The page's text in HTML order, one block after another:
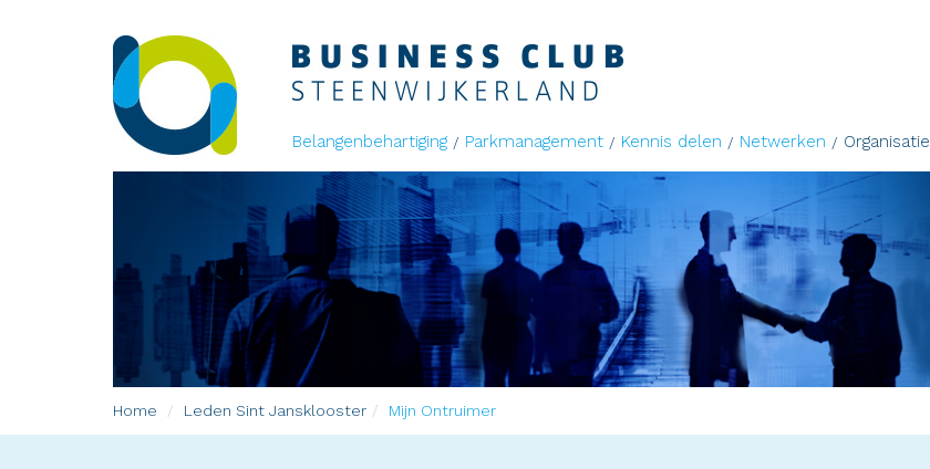
Belangenbehartiging Parkmanagement Kennis delen Netwerken Organisatie
Home Leden Sint Jansklooster
Mijn Ontruimer